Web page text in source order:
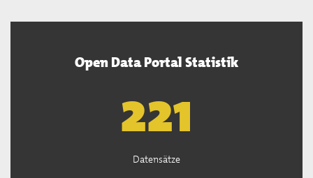
Open Data Portal Statistik
222
Datensätze